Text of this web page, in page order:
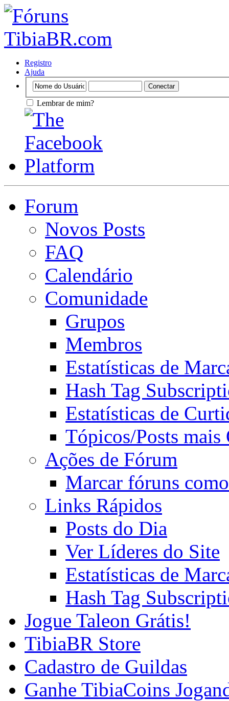
Registro
Ajuda
Lembrar de mim?
Forum
Novos Posts
FAQ
Calendário
Comunidade
Grupos
Membros
Estatísticas de
Hash Tag
Estatísticas de
Tópicos/Posts mais
Ações de Fórum
Marcar fóruns
Links Rápidos
Posts do Dia
Ver Líderes do Site
Estatísticas de
Hash Tag
Jogue Taleon Grátis!
TibiaBR Store
Cadastro de Guildas
Ganhe TibiaCoins